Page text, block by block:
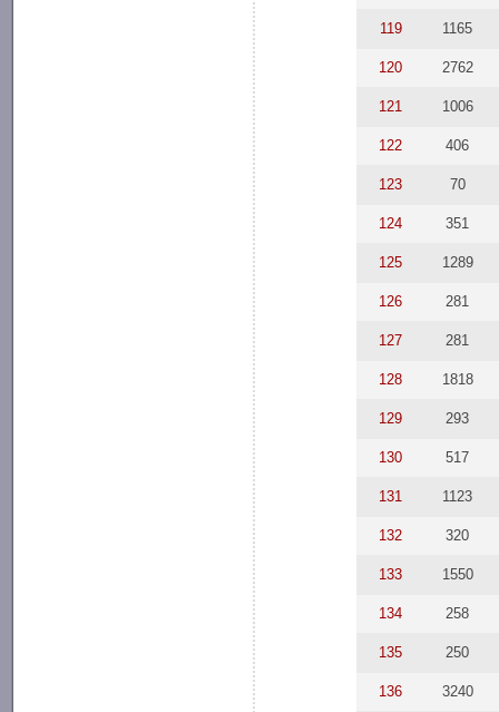
119 1165
120 2762
121 1006
122 406
123 70
124 351
125 1289
126 281
127 281
128 1818
129 293
130 517
131 1123
132 320
133 1550
134 258
135 250
136 3240